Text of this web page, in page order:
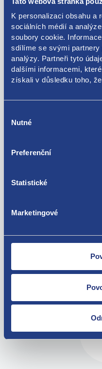
K personalizaci obsahu a
sociálních médií a
soubory cookie.
sdílíme se svými
analýzy. Partneři tyto
dalšími informacemi,
získali v důsledku toho,
souhlasu
Nutné
Preferenční
Statistické
Marketingové
pro vozidla vyrobená od
VAG originál: 5F9807375C
Kódy produktu
Použitelné pro vozy
Seat Leon III 2012 -
Nejste
Zboží